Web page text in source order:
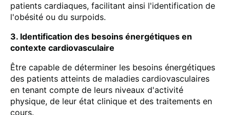
patients cardiaques, facilitant ainsi l'identification de
l'obésité ou du surpoids.
3. Identification des besoins énergétiques en
contexte cardiovasculaire
Être capable de déterminer les besoins énergétiques
des patients atteints de maladies cardiovasculaires
en tenant compte de leurs niveaux d'activité
physique, de leur état clinique et des traitements en
cours.